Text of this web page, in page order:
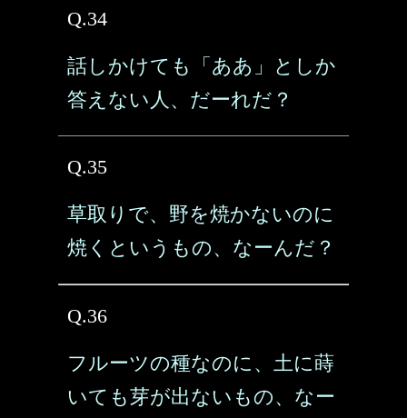
Q.34
話しかけても「ああ」としか
答えない人、だーれだ？
Q.35
草取りで、野を焼かないのに
焼くというもの、なーんだ？
Q.36
フルーツの種なのに、土に蒔
いても芽が出ないもの、なー